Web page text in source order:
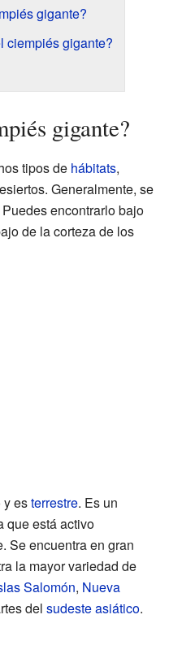
gigante?
ciempiés gigante?
gigante?
tipos de hábitats,
Generalmente, se
encontrarlo bajo
de la corteza de los
esterrestre. Es un
que está activo
Se encuentra en gran
la mayor variedad de
Salomón, Nueva
del sudeste asiático.